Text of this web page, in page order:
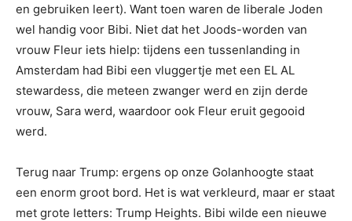
en gebruiken leert). Want toen waren de liberale Joden
wel handig voor Bibi. Niet dat het Joods-worden van
vrouw Fleur iets hielp: tijdens een tussenlanding in
Amsterdam had Bibi een vluggertje met een EL AL
stewardess, die meteen zwanger werd en zijn derde
vrouw, Sara werd, waardoor ook Fleur eruit gegooid
werd.
Terug naar Trump: ergens op onze Golanhoogte staat
een enorm groot bord. Het is wat verkleurd, maar er staat
met grote letters: Trump Heights. Bibi wilde een nieuwe